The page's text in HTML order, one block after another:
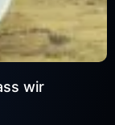
wir